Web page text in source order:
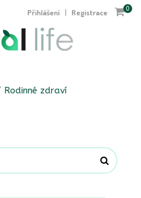
Přihlášení | Registrace 0
Rodinné zdraví